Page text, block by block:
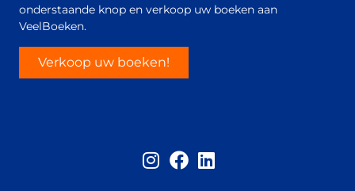
onderstaande knop en verkoop uw boeken aan
VeelBoeken.
Verkoop uw boeken!